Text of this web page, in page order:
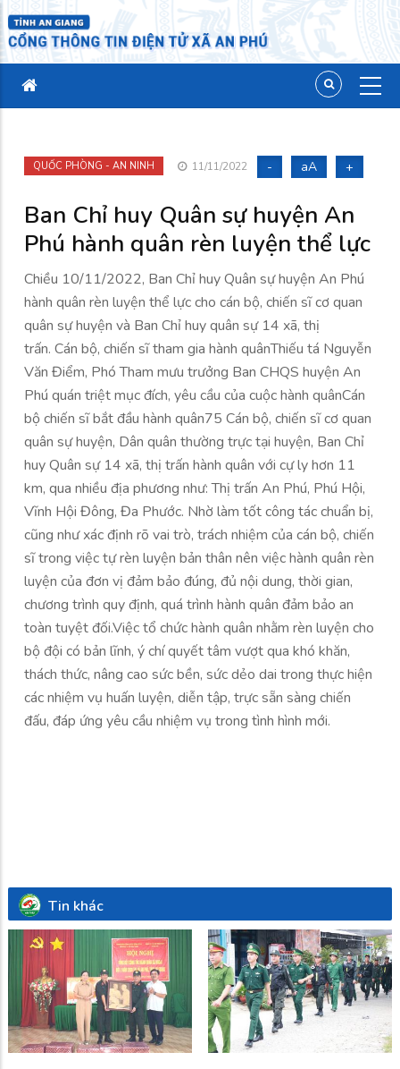
QUỐC PHÒNG - AN NINH 11/11/2022 - aA +
Ban Chỉ huy Quân sự huyện An
Phú hành quân rèn luyện thể lực
Chiều 10/11/2022, Ban Chỉ huy Quân sự huyện An Phú
hành quân rèn luyện thể lực cho cán bộ, chiến sĩ cơ quan
quân sự huyện và Ban Chỉ huy quân sự 14 xã, thị
trấn. Cán bộ, chiến sĩ tham gia hành quânThiếu tá Nguyễn
Văn Điểm, Phó Tham mưu trưởng Ban CHQS huyện An
Phú quán triệt mục đích, yêu cầu của cuộc hành quânCán
bộ chiến sĩ bắt đầu hành quân75 Cán bộ, chiến sĩ cơ quan
quân sự huyện, Dân quân thường trực tại huyện, Ban Chỉ
huy Quân sự 14 xã, thị trấn hành quân với cự ly hơn 11
km, qua nhiều địa phương như: Thị trấn An Phú, Phú Hội,
Vĩnh Hội Đông, Đa Phước. Nhờ làm tốt công tác chuẩn bị,
cũng như xác định rõ vai trò, trách nhiệm của cán bộ, chiến
sĩ trong việc tự rèn luyện bản thân nên việc hành quân rèn
luyện của đơn vị đảm bảo đúng, đủ nội dung, thời gian,
chương trình quy định, quá trình hành quân đảm bảo an
toàn tuyệt đối.Việc tổ chức hành quân nhằm rèn luyện cho
bộ đội có bản lĩnh, ý chí quyết tâm vượt qua khó khăn,
thách thức, nâng cao sức bền, sức dẻo dai trong thực hiện
các nhiệm vụ huấn luyện, diễn tập, trực sẵn sàng chiến
đấu, đáp ứng yêu cầu nhiệm vụ trong tình hình mới.
Tin khác